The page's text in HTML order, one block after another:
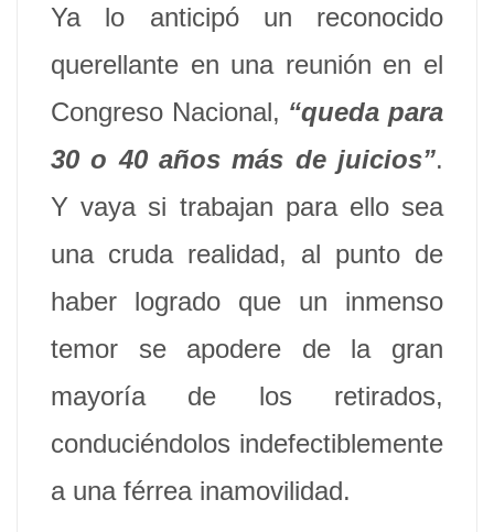
Ya lo anticipó un reconocido
querellante en una reunión en el
Congreso Nacional, “queda para
30 o 40 años más de juicios”.
Y vaya si trabajan para ello sea
una cruda realidad, al punto de
haber logrado que un inmenso
temor se apodere de la gran
mayoría de los retirados,
conduciéndolos indefectiblemente
a una férrea inamovilidad.